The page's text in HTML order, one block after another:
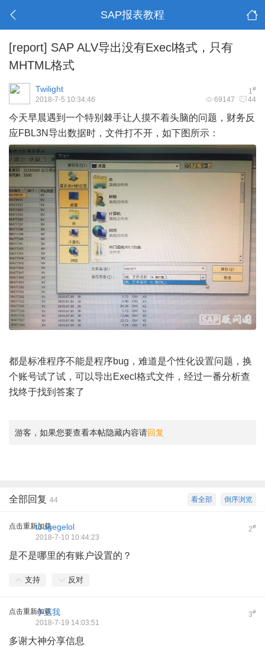
SAP报表教程
[report] SAP ALV导出没有Execl格式，只有
MHTML格式
1#
Twilight
69147 44
2018-7-5 10:34:46
今天早晨遇到一个特别棘手让人摸不着头脑的问题，财务反
应FBL3N导出数据时，文件打不开，如下图所示：
都是标准程序不能是程序bug，难道是个性化设置问题，换
个账号试了试，可以导出Execl格式文件，经过一番分析查
找终于找到答案了
游客，如果您要查看本帖隐藏内容请回复
倒序浏览
看全部
全部回复 44
点击重新加载 2#
tougegelol
2018-7-10 10:44:23
是不是哪里的有账户设置的？
支持 反对
点击重新加载 3#
小王我
2018-7-19 14:03:51
多谢大神分享信息